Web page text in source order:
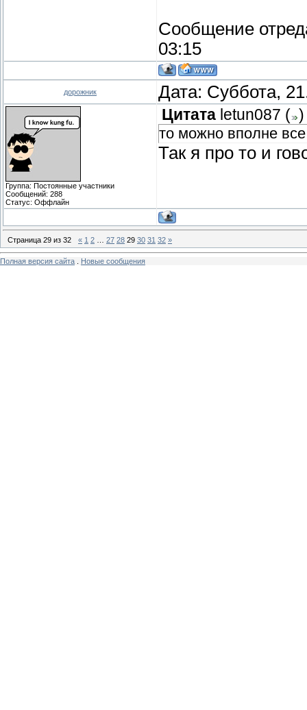
Сообщение
03:15
дорожник Дата: Суббота,
Группа: Постоянные участники
Сообщений: 288
Статус: Оффлайн
Цитата letun087 ( )
то можно вполне
Так я про то и
Страница 29 из 32 « 1 2 27 28 29 30 31 32 »
Полная версия сайта Новые сообщения